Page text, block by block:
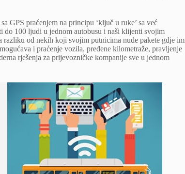
GPS praćenjem na principu ‘ključ u ruke’ sa već
do 100 ljudi u jednom autobusu i naši klijenti svojim
razliku od nekih koji svojim putnicima nude pakete gdje im
i praćenje vozila, pređene kilometraže, pravljenje
rješenja za prijevozničke kompanije sve u jednom